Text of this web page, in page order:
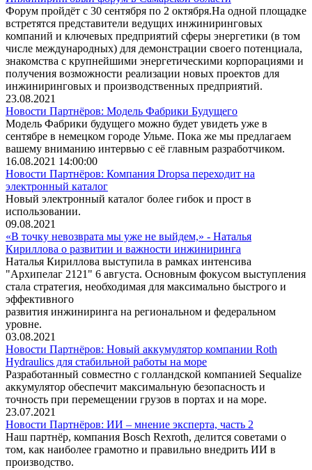
Форум пройдёт с 30 сентября по 2 октября.На одной площадке
встретятся представители ведущих инжиниринговых
компаний и ключевых предприятий сферы энергетики (в том
числе международных) для демонстрации своего потенциала,
знакомства с крупнейшими энергетическими корпорациями и
получения возможности реализации новых проектов для
инжиниринговых и производственных предприятий.
23.08.2021
Новости Партнёров: Модель Фабрики Будущего
Модель Фабрики будущего можно будет увидеть уже в
сентябре в немецком городе Ульме. Пока же мы предлагаем
вашему вниманию интервью с её главным разработчиком.
16.08.2021 14:00:00
Новости Партнёров: Компания Dropsa переходит на
электронный каталог
Новый электронный каталог более гибок и прост в
использовании.
09.08.2021
«В точку невозврата мы уже не выйдем,» - Наталья
Кириллова о развитии и важности инжиниринга
Наталья Кириллова выступила в рамках интенсива
"Архипелаг 2121" 6 августа. Основным фокусом выступления
стала стратегия, необходимая для максимально быстрого и
эффективного
развития инжиниринга на региональном и федеральном
уровне.
03.08.2021
Новости Партнёров: Новый аккумулятор компании Roth
Hydraulics для стабильной работы на море
Разработанный совместно с голландской компанией Sequalize
аккумулятор обеспечит максимальную безопасность и
точность при перемещении грузов в портах и на море.
23.07.2021
Новости Партнёров: ИИ – мнение эксперта, часть 2
Наш партнёр, компания Bosch Rexroth, делится советами о
том, как наиболее грамотно и правильно внедрить ИИ в
производство.